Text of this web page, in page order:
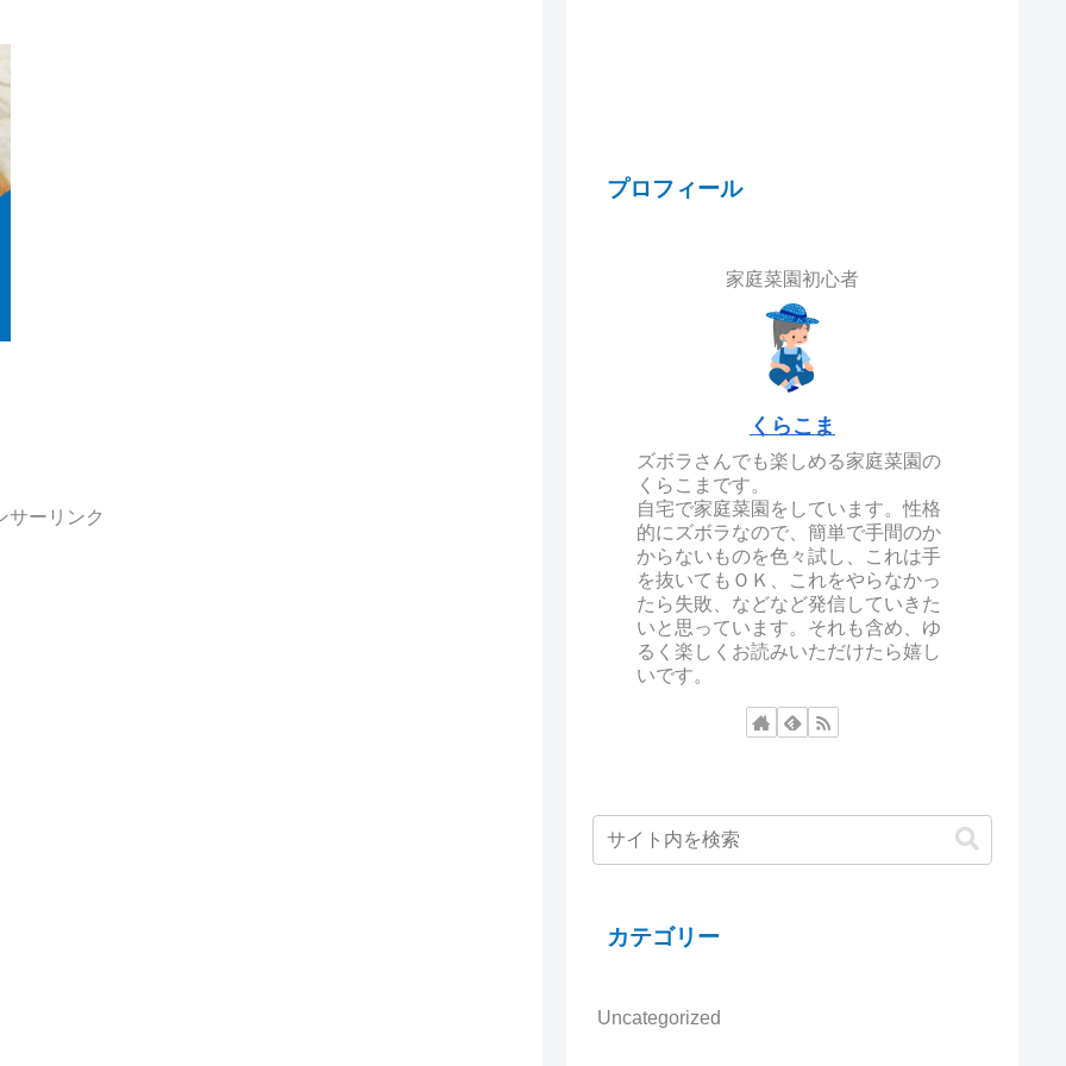
サーリンク
プロフィール
家庭菜園初心者
くらこま
ズボラさんでも楽しめる家庭菜園の
くらこまです。
自宅で家庭菜園をしています。性格
的にズボラなので、簡単で手間のか
からないものを色々試し、これは手
を抜いてもＯＫ、これをやらなかっ
たら失敗、などなど発信していきた
いと思っています。それも含め、ゆ
るく楽しくお読みいただけたら嬉し
いです。
カテゴリー
Uncategorized